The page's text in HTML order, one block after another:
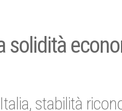
solidità
stabilità